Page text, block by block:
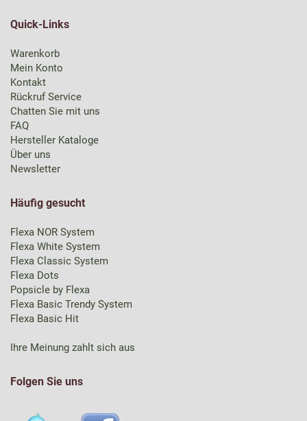
Quick-Links
Warenkorb
Mein Konto
Kontakt
Rückruf Service
Chatten Sie mit uns
FAQ
Hersteller Kataloge
Über uns
Newsletter
Häufig gesucht
Flexa NOR System
Flexa White System
Flexa Classic System
Flexa Dots
Popsicle by Flexa
Flexa Basic Trendy System
Flexa Basic Hit
Ihre Meinung zahlt sich aus
Folgen Sie uns